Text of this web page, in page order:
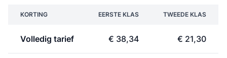
KORTING EERSTE KLAS TWEEDE KLAS
Volledig tarief € 38,34 € 21,30